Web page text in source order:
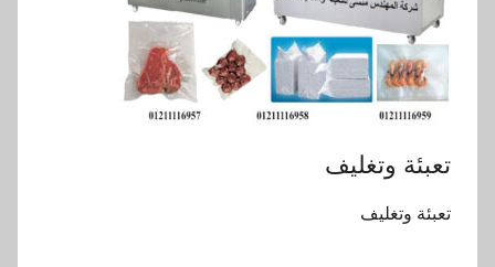
‏‏تعبئة وتغليف
‏‏تعبئة وتغليف